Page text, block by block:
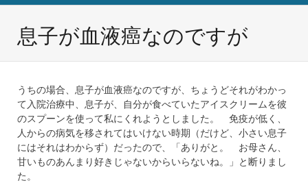
息子が血液癌なのですが
うちの場合、息子が血液癌なのですが、ちょうどそれがわかっ
て入院治療中、息子が、自分が食べていたアイスクリームを彼
のスプーンを使って私にくれようとしました。 免疫が低く、
人からの病気を移されてはいけない時期（だけど、小さい息子
にはそれはわからず）だったので、「ありがと。 お母さん、
甘いものあんまり好きじゃないからいらないね。」と断りまし
た。